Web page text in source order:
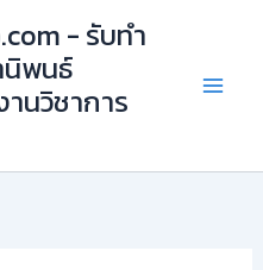
- รับทำ
นิพนธ์
นวิชาการ